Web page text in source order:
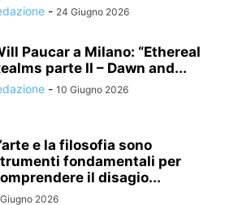
- 24 Giugno 2026
Paucar a Milano: “Ethereal
parte II – Dawn and...
- 10 Giugno 2026
e la filosofia sono
fondamentali per
il disagio...
2026